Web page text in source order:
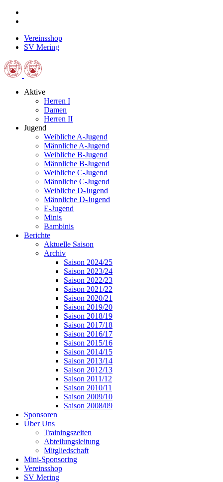
Vereinsshop
SV Mering
Aktive
Herren I
Damen
Herren II
Jugend
Weibliche A-Jugend
Männliche A-Jugend
Weibliche B-Jugend
Männliche B-Jugend
Weibliche C-Jugend
Männliche C-Jugend
Weibliche D-Jugend
Männliche D-Jugend
E-Jugend
Minis
Bambinis
Berichte
Aktuelle Saison
Archiv
Saison 2024/25
Saison 2023/24
Saison 2022/23
Saison 2021/22
Saison 2020/21
Saison 2019/20
Saison 2018/19
Saison 2017/18
Saison 2016/17
Saison 2015/16
Saison 2014/15
Saison 2013/14
Saison 2012/13
Saison 2011/12
Saison 2010/11
Saison 2009/10
Saison 2008/09
Sponsoren
Über Uns
Trainingszeiten
Abteilungsleitung
Mitgliedschaft
Mini-Sponsoring
Vereinsshop
SV Mering